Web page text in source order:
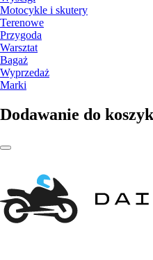
Motocykle i skutery
Terenowe
Przygoda
Warsztat
Bagaż
Wyprzedaż
Marki
Dodawanie do